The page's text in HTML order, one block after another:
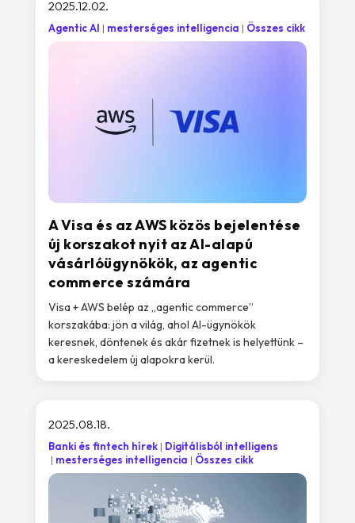
A Visa és az AWS közös bejelentése
új korszakot nyit az AI-alapú
vásárlóügynökök, az agentic
commerce számára
2025.12.02.
Agentic AI mesterséges intelligencia Összes cikk
Visa + AWS belép az „agentic commerce”
korszakába: jön a világ, ahol AI-ügynökök
keresnek, döntenek és akár fizetnek is helyettünk –
a kereskedelem új alapokra kerül.
2025.08.18.
Banki és fintech hírek
Digitálisból intelligens
mesterséges intelligencia
Összes cikk